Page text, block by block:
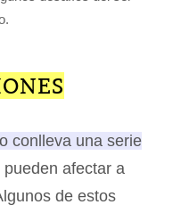
conlleva una serie
afectar a
de estos